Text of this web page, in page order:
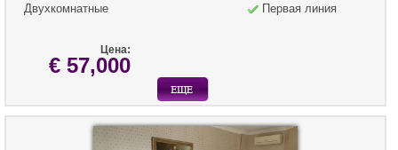
Двухкомнатные
Первая линия
Цена:
€ 57,000